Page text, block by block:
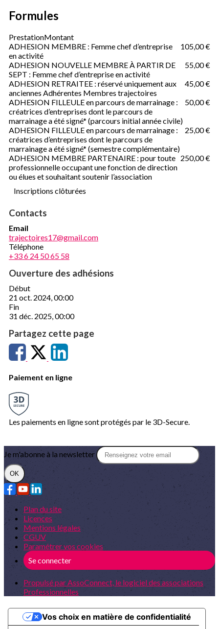
Formules
PrestationMontant
ADHESION MEMBRE : Femme chef d’entreprise
en activité
105,00 €
ADHESION NOUVELLE MEMBRE À PARTIR DE
SEPT : Femme chef d’entreprise en activité
55,00 €
ADHESION RETRAITEE : réservé uniquement aux
anciennes Adhérentes Membres trajectoires
45,00 €
ADHESION FILLEULE en parcours de marrainage :
créatrices d’entreprises dont le parcours de
marrainage a été signé* (parcours initial année civile)
50,00 €
ADHESION FILLEULE en parcours de marrainage :
créatrices d’entreprises dont le parcours de
marrainage a été signé* (semestre complémentaire)
25,00 €
ADHESION MEMBRE PARTENAIRE : pour toute
professionnelle occupant une fonction de direction
ou élues et souhaitant soutenir l’association
250,00 €
Inscriptions clôturées
Contacts
Email
trajectoires17@gmail.com
Téléphone
+33 6 24 50 65 58
Ouverture des adhésions
Début
21 oct. 2024, 00:00
Fin
31 déc. 2025, 00:00
Partagez cette page
Paiement en ligne
Les paiements en ligne sont protégés par le 3D-Secure.
Je m'abonne à la newsletter
OK
Plan du site
Licences
Mentions légales
CGUV
Paramétrer vos cookies
Se connecter
Propulsé par AssoConnect, le logiciel des associations
Professionnelles
Vos choix en matière de confidentialité